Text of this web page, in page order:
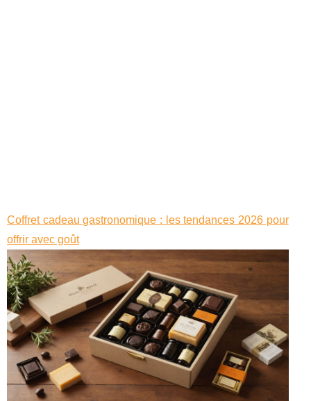
Coffret cadeau gastronomique : les tendances 2026 pour
offrir avec goût